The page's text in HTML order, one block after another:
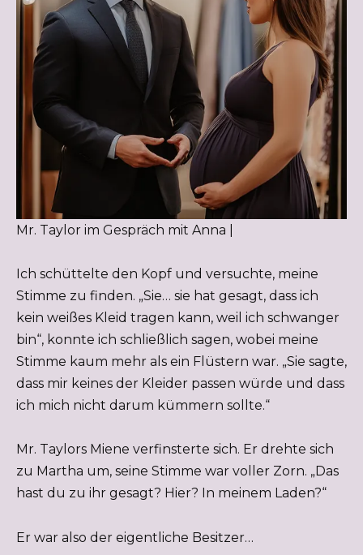
Mr. Taylor im Gespräch mit Anna |
Ich schüttelte den Kopf und versuchte, meine
Stimme zu finden. „Sie… sie hat gesagt, dass ich
kein weißes Kleid tragen kann, weil ich schwanger
bin“, konnte ich schließlich sagen, wobei meine
Stimme kaum mehr als ein Flüstern war. „Sie sagte,
dass mir keines der Kleider passen würde und dass
ich mich nicht darum kümmern sollte.“
Mr. Taylors Miene verfinsterte sich. Er drehte sich
zu Martha um, seine Stimme war voller Zorn. „Das
hast du zu ihr gesagt? Hier? In meinem Laden?“
Er war also der eigentliche Besitzer…